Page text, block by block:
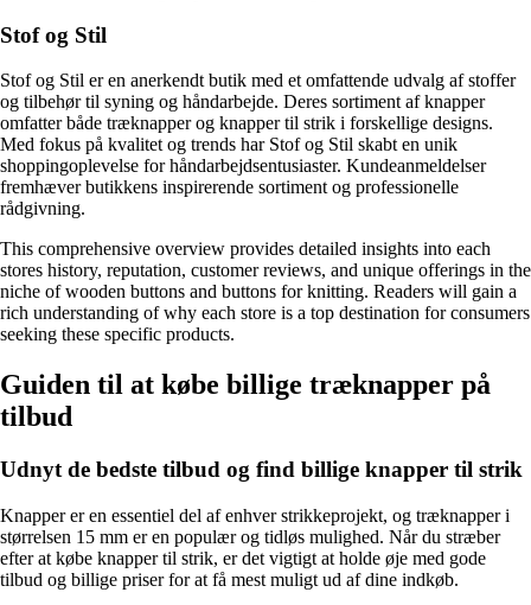
Stof og Stil
Stof og Stil er en anerkendt butik med et omfattende udvalg af stoffer
og tilbehør til syning og håndarbejde. Deres sortiment af knapper
omfatter både træknapper og knapper til strik i forskellige designs.
Med fokus på kvalitet og trends har Stof og Stil skabt en unik
shoppingoplevelse for håndarbejdsentusiaster. Kundeanmeldelser
fremhæver butikkens inspirerende sortiment og professionelle
rådgivning.
This comprehensive overview provides detailed insights into each
stores history, reputation, customer reviews, and unique offerings in the
niche of wooden buttons and buttons for knitting. Readers will gain a
rich understanding of why each store is a top destination for consumers
seeking these specific products.
Guiden til at købe billige træknapper på
tilbud
Udnyt de bedste tilbud og find billige knapper til strik
Knapper er en essentiel del af enhver strikkeprojekt, og træknapper i
størrelsen 15 mm er en populær og tidløs mulighed. Når du stræber
efter at købe knapper til strik, er det vigtigt at holde øje med gode
tilbud og billige priser for at få mest muligt ud af dine indkøb.